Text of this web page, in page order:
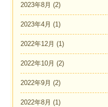
2023年8月 (2)
2023年4月 (1)
2022年12月 (1)
2022年10月 (2)
2022年9月 (2)
2022年8月 (1)